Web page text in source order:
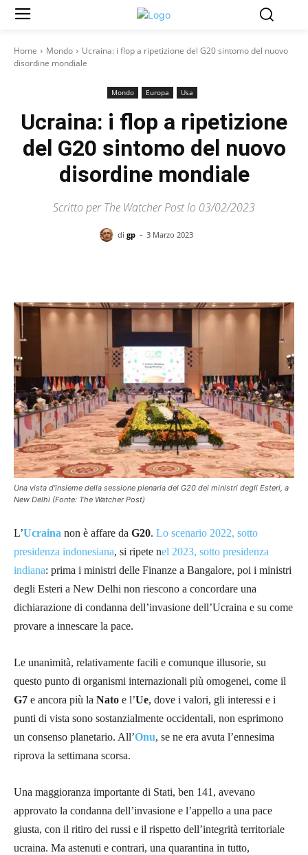
Home Mondo
Ucraina: i flop a ripetizione del G20 sintomo del nuovo
disordine mondiale
Mondo Europa Usa
Ucraina: i flop a ripetizione
del G20 sintomo del nuovo
disordine mondiale
Scritto per The Watcher Post lo 03/02/2023
di gp - 3 Marzo 2023
Una vista d'insieme della sessione plenaria del G20 dei ministri degli Esteri, a
New Delhi (Fonte: The Watcher Post)
L’Ucraina non è affare da G20. Lo scenario 2022, sotto
presidenza indonesiana, si ripete nel 2023, sotto presidenza
indiana: prima i ministri delle Finanze a Bangalore, poi i ministri
degli Esteri a New Delhi non riescono a concordare una
dichiarazione di condanna dell’invasione dell’Ucraina e su come
provare a innescare la pace.
Le unanimità, relativamente facili e comunque illusorie, su
questo punto di organismi internazionali più omogenei, come il
G7 e ancora più la Nato e l’Ue, dove i valori, gli interessi e i
punti di vista sono sostanzialmente occidentali, non esprimono
un consenso planetario. All’Onu, se ne era avuta l’ennesima
riprova la settimana scorsa.
Una maggioranza importante di Stati, ben 141, avevano
approvato la condanna dell’invasione e l’appello a una pace
giusta, con il ritiro dei russi e il rispetto dell’integrità territoriale
ucraina. Ma astenuti e contrari, una quarantina in tutto,